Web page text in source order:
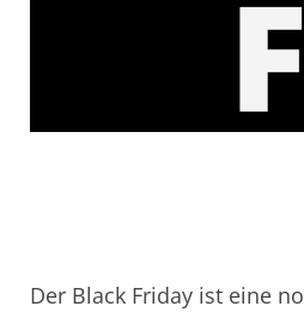
Der Black Friday ist eine